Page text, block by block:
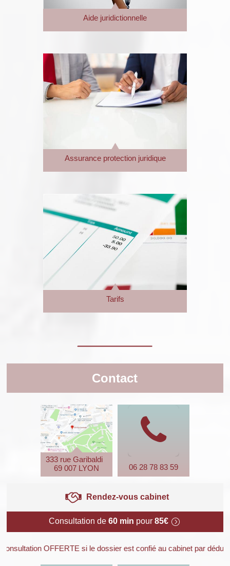
Aide juridictionnelle
Assurance protection juridique
Tarifs
Contact
333 rue Garibaldi
69 007 LYON
06 28 78 83 59
Rendez-vous cabinet
Consultation de60 min pour85€
OFFERTE si le dossier est confié au cabinet par déduction de